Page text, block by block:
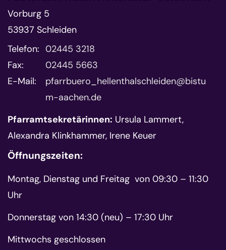
Vorburg 5
53937 Schleiden
Telefon: 02445 3218
Fax:
02445 5663
E-Mail:
pfarrbuero_hellenthalschleiden@bistu
m-aachen.de
Pfarramtsekretärinnen: Ursula Lammert,
Alexandra Klinkhammer, Irene Keuer
Öffnungszeiten:
Montag, Dienstag und Freitag von 09:30 – 11:30
Uhr
Donnerstag von 14:30 (neu) – 17:30 Uhr
Mittwochs geschlossen